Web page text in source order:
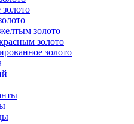
золото
золото
золото